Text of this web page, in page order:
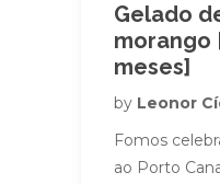
Gelado
morango
meses]
by Leonor
Fomos
ao Porto